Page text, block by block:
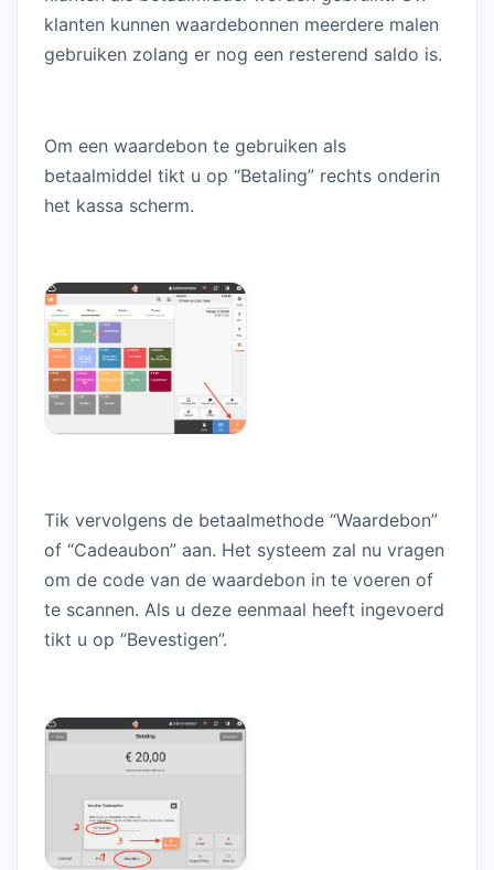
klanten kunnen waardebonnen meerdere malen
gebruiken zolang er nog een resterend saldo is.
Om een waardebon te gebruiken als
betaalmiddel tikt u op “Betaling” rechts onderin
het kassa scherm.
Tik vervolgens de betaalmethode “Waardebon”
of “Cadeaubon” aan. Het systeem zal nu vragen
om de code van de waardebon in te voeren of
te scannen. Als u deze eenmaal heeft ingevoerd
tikt u op “Bevestigen”.